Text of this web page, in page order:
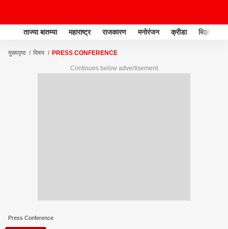
ताज्या बातम्या महाराष्ट्र राजकारण मनोरंजन क्रीडा बिझनेस
मुख्यपृष्ठ विषय PRESS CONFERENCE
Continues below advertisement
Press Conference